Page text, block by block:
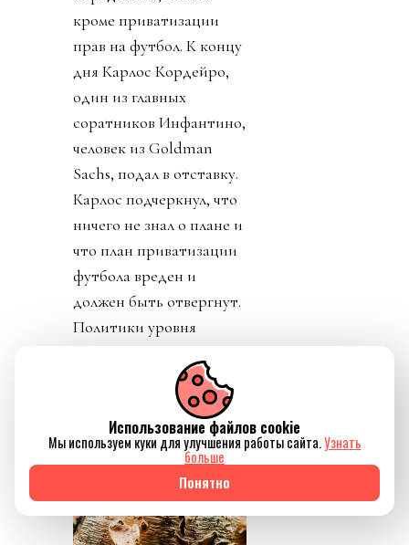
кроме приватизации
прав на футбол. К концу
дня Карлос Кордейро,
один из главных
соратников Инфантино,
человек из Goldman
Sachs, подал в отставку.
Карлос подчеркнул, что
ничего не знал о плане и
что план приватизации
футбола вреден и
должен быть отвергнут.
Политики уровня
Великобритании
необходимости убрать
Инфантино из ФИФА.
Использование файлов cookie
Мы используем куки для улучшения работы сайта.Узнать
больше
Понятно